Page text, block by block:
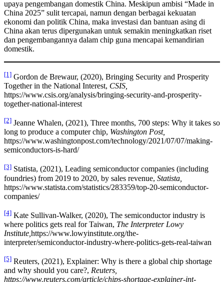
upaya pengembangan domestik China. Meskipun ambisi “Made in
China 2025” sulit tercapai, namun dengan berbagai kekuatan
ekonomi dan politik China, maka investasi dan bantuan asing di
China akan terus dipergunakan untuk semakin meningkatkan riset
dan pengembangannya dalam chip guna mencapai kemandirian
domestik.
[1] Gordon de Brewaur, (2020), Bringing Security and Prosperity
Together in the National Interest, CSIS,
https://www.csis.org/analysis/bringing-security-and-prosperity-
together-national-interest
[2] Jeanne Whalen, (2021), Three months, 700 steps: Why it takes so
long to produce a computer chip, Washington Post,
https://www.washingtonpost.com/technology/2021/07/07/making-
semiconductors-is-hard/
[3] Statista, (2021), Leading semiconductor companies (including
foundries) from 2019 to 2020, by sales revenue, Statista,
https://www.statista.com/statistics/283359/top-20-semiconductor-
companies/
[4] Kate Sullivan-Walker, (2020), The semiconductor industry is
where politics gets real for Taiwan, The Interpreter Lowy
Institute, https://www.lowyinstitute.org/the-
interpreter/semiconductor-industry-where-politics-gets-real-taiwan
[5] Reuters, (2021), Explainer: Why is there a global chip shortage
and why should you care?, Reuters,
https://www.reuters.com/article/chips-shortage-explainer-int-